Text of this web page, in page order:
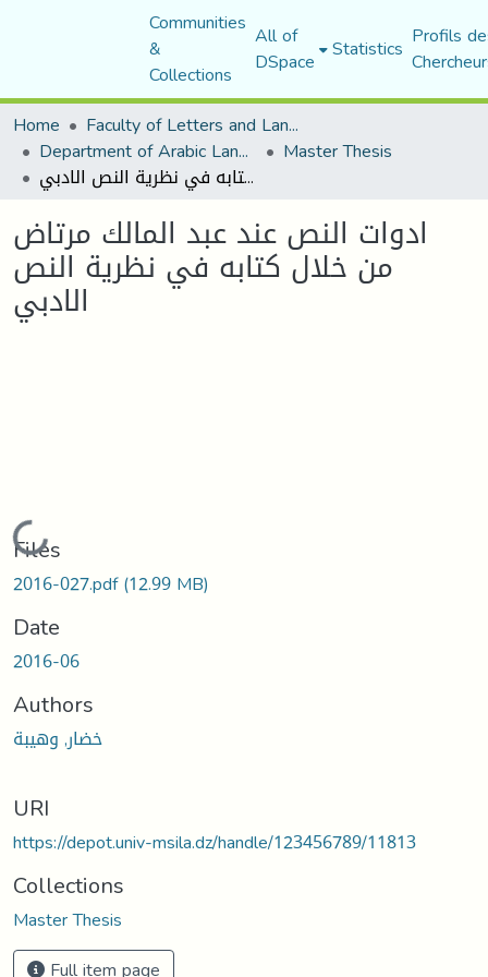
Communities
&
Collections
All of
DSpace Statistics Profils
Home
Faculty of Letters and Languages
Department of Arabic Language and Literature Master Thesis
ادوات النص عند عبد المالك مرتاض من خلال كتابه في نظرية النص الادبي
ادوات النص عند عبد المالك مرتاض
من خلال كتابه في نظرية النص
الادبي
Loading...
Files
2016-027.pdf(12.99 MB)
Date
2016-06
Authors
خضار, وهيبة
URI
https://depot.univ-msila.dz/handle/123456789/11813
Collections
Master Thesis
Full item page